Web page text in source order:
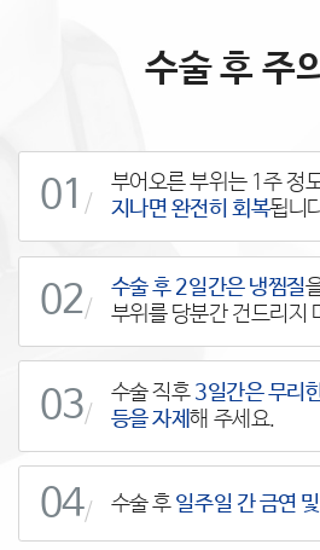
수술 후 주
01 /
부어오른 부위는 1주 정
지나면 완전히 회복됩니
02/
수술 후 2일간은 냉찜질
부위를 당분간 건드리지
03/
수술 직후 3일간은 무리
등을 자제해 주세요.
04/ 수술 후 일주일 간 금연